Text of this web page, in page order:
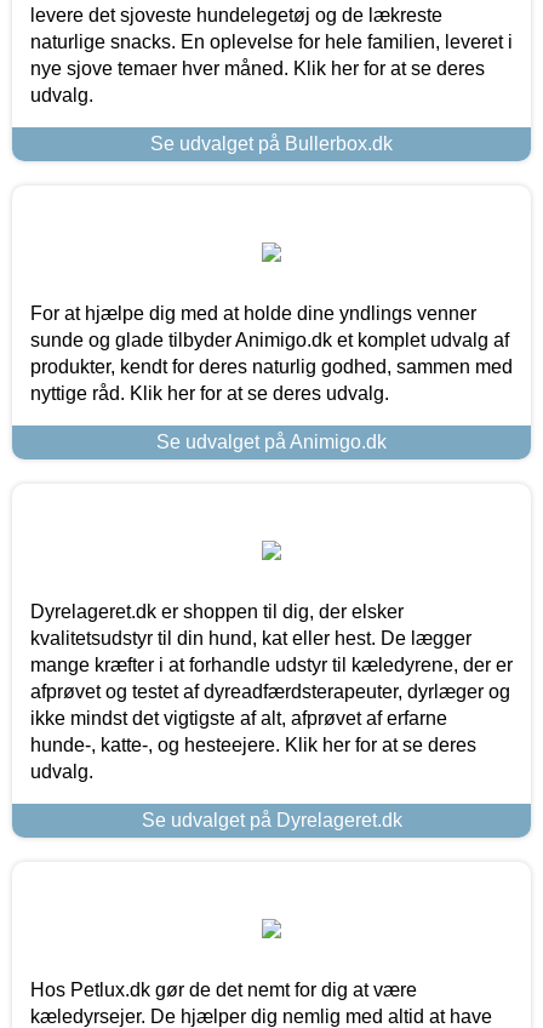
levere det sjoveste hundelegetøj og de lækreste
naturlige snacks. En oplevelse for hele familien, leveret i
nye sjove temaer hver måned. Klik her for at se deres
udvalg.
Se udvalget på Bullerbox.dk
For at hjælpe dig med at holde dine yndlings venner
sunde og glade tilbyder Animigo.dk et komplet udvalg af
produkter, kendt for deres naturlig godhed, sammen med
nyttige råd. Klik her for at se deres udvalg.
Se udvalget på Animigo.dk
Dyrelageret.dk er shoppen til dig, der elsker
kvalitetsudstyr til din hund, kat eller hest. De lægger
mange kræfter i at forhandle udstyr til kæledyrene, der er
afprøvet og testet af dyreadfærdsterapeuter, dyrlæger og
ikke mindst det vigtigste af alt, afprøvet af erfarne
hunde-, katte-, og hesteejere. Klik her for at se deres
udvalg.
Se udvalget på Dyrelageret.dk
Hos Petlux.dk gør de det nemt for dig at være
kæledyrsejer. De hjælper dig nemlig med altid at have